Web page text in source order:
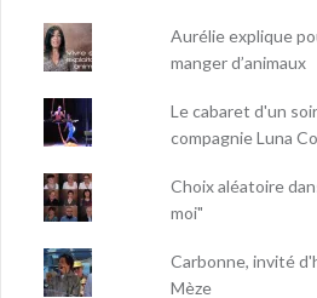
Aurélie explique
manger d’animaux
Le cabaret d'un
compagnie Luna
Choix aléatoire
moi"
Carbonne, invité
Mèze